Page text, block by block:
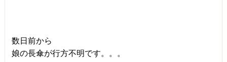
数日前から
娘の長傘が行方不明です。。。